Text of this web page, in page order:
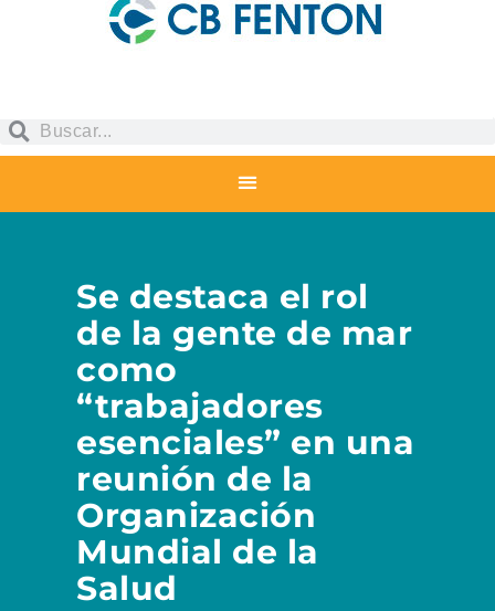
Se destaca el rol
de la gente de mar
como
“trabajadores
esenciales” en una
reunión de la
Organización
Mundial de la
Salud